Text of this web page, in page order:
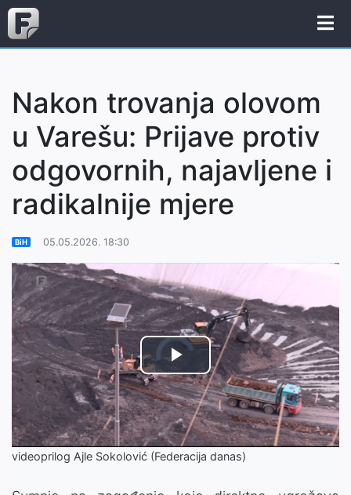
Nakon trovanja olovom
u Varešu: Prijave protiv
odgovornih, najavljene i
radikalnije mjere
BiH 05.05.2026. 18:30
Video
is
loading.
Play
Video
videoprilog Ajle Sokolović (Federacija danas)